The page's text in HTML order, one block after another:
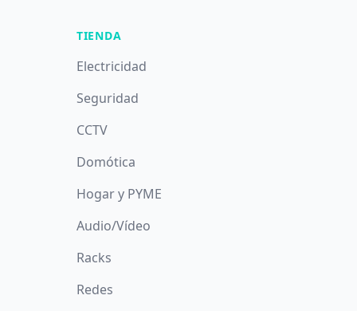
TIENDA
Electricidad
Seguridad
CCTV
Domótica
Hogar y PYME
Audio/Vídeo
Racks
Redes